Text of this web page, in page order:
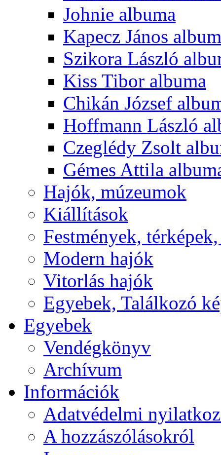
Johnie albuma
Kapecz János
Szikora László
Kiss Tibor albuma
Chikán József
Hoffmann László
Czeglédy Zsolt
Gémes Attila
Hajók, múzeumok
Kiállítások
Festmények,
Modern hajók
Vitorlás hajók
Egyebek, Találkozó
Egyebek
Vendégkönyv
Archívum
Információk
Adatvédelmi
A hozzászólásokról